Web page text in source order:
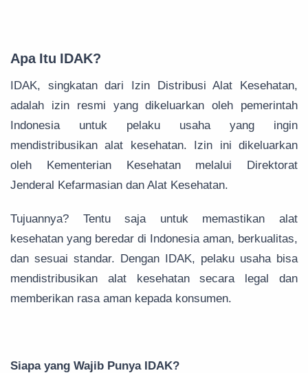
Apa Itu IDAK?
IDAK, singkatan dari Izin Distribusi Alat Kesehatan,
adalah izin resmi yang dikeluarkan oleh pemerintah
Indonesia untuk pelaku usaha yang ingin
mendistribusikan alat kesehatan. Izin ini dikeluarkan
oleh Kementerian Kesehatan melalui Direktorat
Jenderal Kefarmasian dan Alat Kesehatan.
Tujuannya? Tentu saja untuk memastikan alat
kesehatan yang beredar di Indonesia aman, berkualitas,
dan sesuai standar. Dengan IDAK, pelaku usaha bisa
mendistribusikan alat kesehatan secara legal dan
memberikan rasa aman kepada konsumen.
Siapa yang Wajib Punya IDAK?